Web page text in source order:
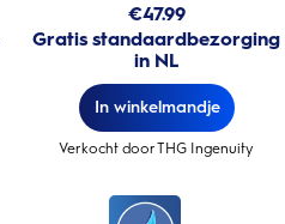
€47.99
Gratis standaardbezorging
in NL
In winkelmandje
Verkocht door THG Ingenuity